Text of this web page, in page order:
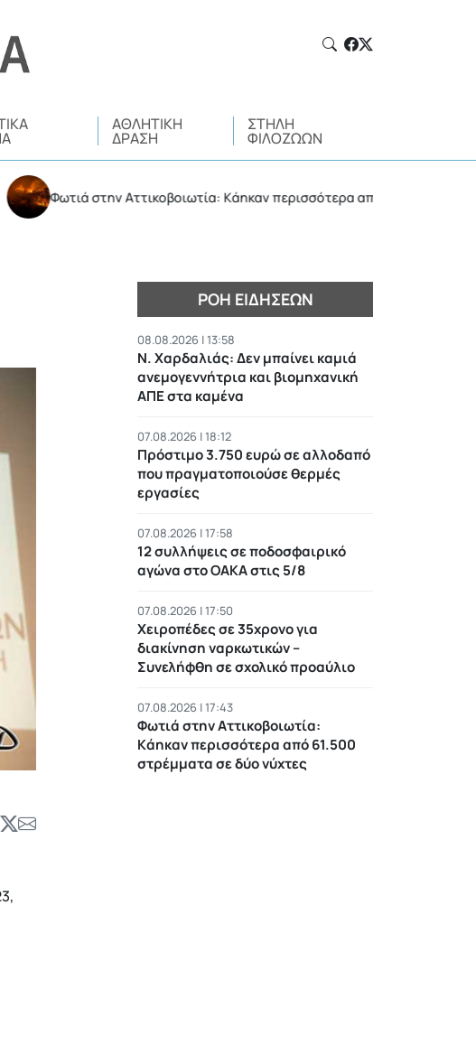
ΑΘΛΗΤΙΚΉ
ΔΡΆΣΗ
ΣΤΉΛΗ
ΦΙΛΌΖΩΩΝ
Φωτιά στην Αττικοβοιωτία: Kάηκαν περισσότερα από 61.500 στρέμματα σε
ΡΟΉ ΕΙΔΉΣΕΩΝ
08.08.2026 | 13:58
Ν. Χαρδαλιάς: Δεν μπαίνει καμιά
ανεμογεννήτρια και βιομηχανική
ΑΠΕ στα καμένα
07.08.2026 | 18:12
Πρόστιμο 3.750 ευρώ σε αλλοδαπό
που πραγματοποιούσε θερμές
εργασίες
07.08.2026 | 17:58
12 συλλήψεις σε ποδοσφαιρικό
αγώνα στο ΟΑΚΑ στις 5/8
07.08.2026 | 17:50
Χειροπέδες σε 35χρονο για
διακίνηση ναρκωτικών –
Συνελήφθη σε σχολικό προαύλιο
07.08.2026 | 17:43
Φωτιά στην Αττικοβοιωτία:
Kάηκαν περισσότερα από 61.500
στρέμματα σε δύο νύχτες